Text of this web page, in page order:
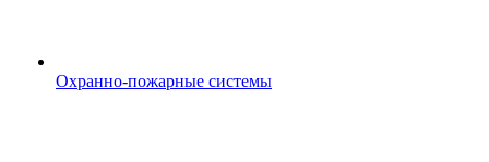
Охранно-пожарные системы